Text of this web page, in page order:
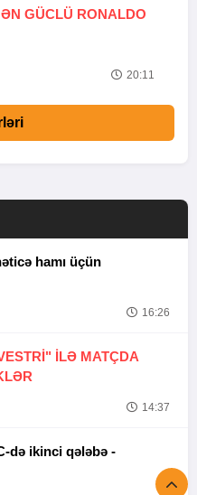
GÜCLÜ RONALDO
20:11
hamı üçün
16:26
İLƏ MATÇDA
14:37
Tofiq Musayevdən UFC-də ikinci qələbə -